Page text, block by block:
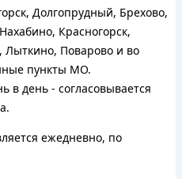
Долгопрудный, Брехово,
Красногорск,
Лыткино, Поварово и во
пункты МО.
в день - согласовывается
ежедневно, по